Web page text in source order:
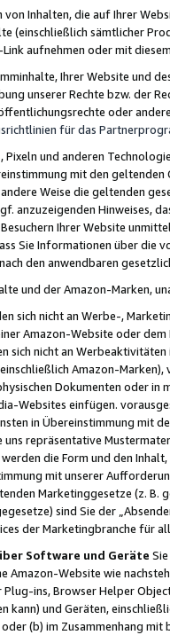
von Inhalten, die auf Ihrer
(einschließlich sämtlicher
aufnehmen oder mit
Ihrer Website und
unserer Rechte bzw. der
oder
für das
und anderen
mit den
Weise die geltenden
anzuzeigenden Hinweises,
Ihrer Website
Sie Informationen über die
den anwendbaren
und der Amazon-Marken,
sich nicht an Werbe-,
Amazon-Website oder
sich nicht an
Amazon-
Dokumenten oder in
Websites einfügen.
in Übereinstimmung mit
repräsentative
die Form und den
mit unserer
Marketinggesetze (z. B.
sind Sie der
der Marketingbranche für
Software und Geräte
Amazon-Website wie
ins, Browser Helper
kann) und Geräten,
(b) im Zusammenhang